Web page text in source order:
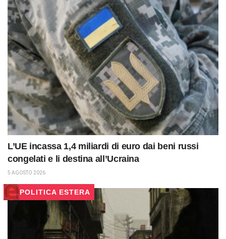
L’UE incassa 1,4 miliardi di euro dai beni russi
congelati e li destina all’Ucraina
5 AGOSTO 2026
POLITICA ESTERA